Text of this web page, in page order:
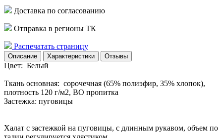
Доставка по согласованию
Отправка в регионы ТК
Распечатать страницу
Описание Характеристики Отзывы
Цвет: Белый
Ткань основная: сорочечная (65% полиэфир, 35% хлопок),
плотность 120 г/м2, ВО пропитка
Застежка: пуговицы
Халат с застежкой на пуговицы, с длинным рукавом, объем по